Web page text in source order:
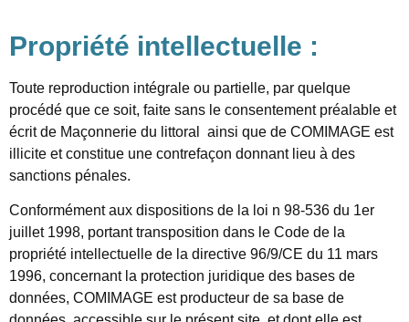
Propriété intellectuelle :
Toute reproduction intégrale ou partielle, par quelque
procédé que ce soit, faite sans le consentement préalable et
écrit de Maçonnerie du littoral
ainsi que de COMIMAGE est
illicite et constitue une contrefaçon donnant lieu à des
sanctions pénales.
Conformément aux dispositions de la loi n 98-536 du 1er
juillet 1998, portant transposition dans le Code de la
propriété intellectuelle de la directive 96/9/CE du 11 mars
1996, concernant la protection juridique des bases de
données, COMIMAGE est producteur de sa base de